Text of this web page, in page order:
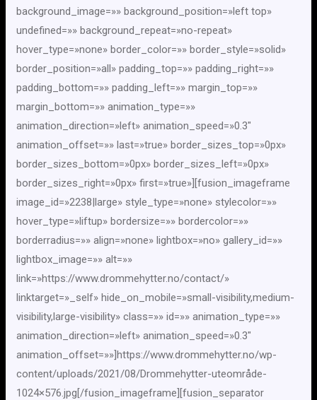
background_image=»» background_position=»left top»
undefined=»» background_repeat=»no-repeat»
hover_type=»none» border_color=»» border_style=»solid»
border_position=»all» padding_top=»» padding_right=»»
padding_bottom=»» padding_left=»» margin_top=»»
margin_bottom=»» animation_type=»»
animation_direction=»left» animation_speed=»0.3″
animation_offset=»» last=»true» border_sizes_top=»0px»
border_sizes_bottom=»0px» border_sizes_left=»0px»
border_sizes_right=»0px» first=»true»][fusion_imageframe
image_id=»2238|large» style_type=»none» stylecolor=»»
hover_type=»liftup» bordersize=»» bordercolor=»»
borderradius=»» align=»none» lightbox=»no» gallery_id=»»
lightbox_image=»» alt=»»
link=»https://www.drommehytter.no/contact/»
linktarget=»_self» hide_on_mobile=»small-visibility,medium-
visibility,large-visibility» class=»» id=»» animation_type=»»
animation_direction=»left» animation_speed=»0.3″
animation_offset=»»]https://www.drommehytter.no/wp-
content/uploads/2021/08/Drommehytter-uteområde-
1024×576.jpg[/fusion_imageframe][fusion_separator